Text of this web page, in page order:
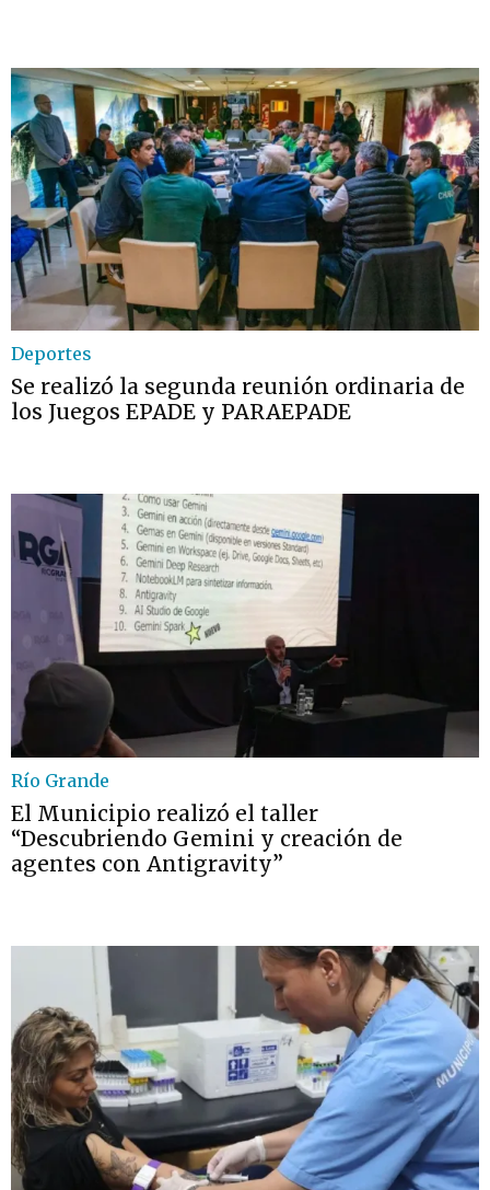
Deportes
Se realizó la segunda reunión ordinaria de
los Juegos EPADE y PARAEPADE
Río Grande
El Municipio realizó el taller
“Descubriendo Gemini y creación de
agentes con Antigravity”